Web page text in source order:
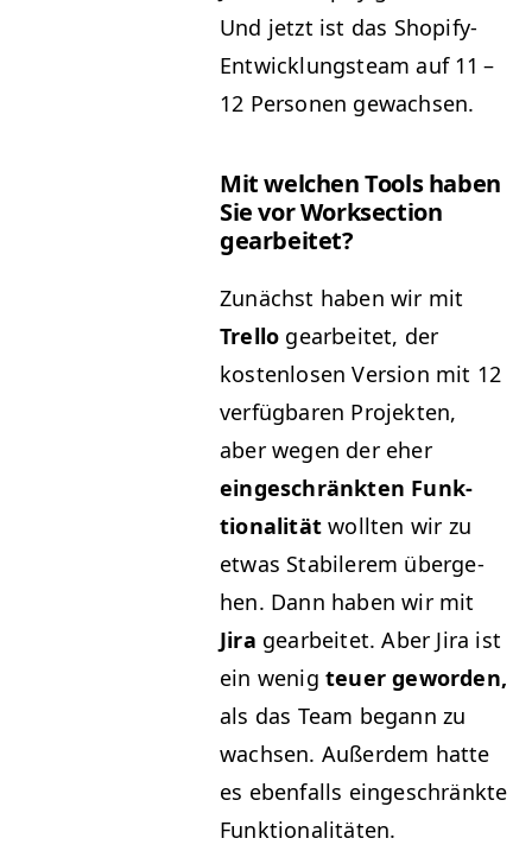
Und jet­zt ist das Shopi­fy-
Entwick­lung­steam auf 11 –
12 Per­so­n­en gewachsen.
Mit welchen Tools haben
Sie vor Work­sec­tion
gearbeitet?
Zunächst haben wir mit
Trel­lo gear­beit­et, der
kosten­losen Ver­sion mit 12
ver­füg­baren Pro­jek­ten,
aber wegen der eher
eingeschränk­ten Funk­
tion­al­ität woll­ten wir zu
etwas Sta­bil­erem überge­
hen. Dann haben wir mit
Jira gear­beit­et. Aber Jira ist
ein wenig teuer gewor­den,
als das Team begann zu
wach­sen. Außer­dem hat­te
es eben­falls eingeschränk­te
Funktionalitäten.